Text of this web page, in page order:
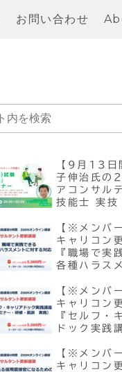
お問い合わせ
【9月13日
子伸治氏の2
アコンサル
技能士 実技
ミナー
【※メンバ
キャリコン
『職場で実
各種ハラス
【10/3・
催】
【※メンバ
キャリコン
『セルフ・
ドック実践
面談実施
開催】
【※メンバ
キャリコン